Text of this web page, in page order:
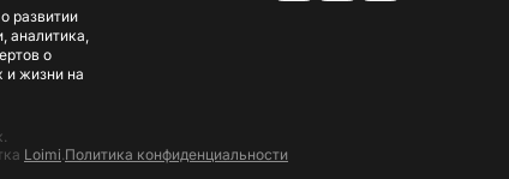
развитии
аналитика,
о
и жизни на
Loimi Политика конфиденциальности